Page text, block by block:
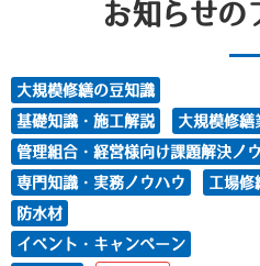
お知らせの
大規模修繕の豆知識
基礎知識・施工解説
大規模修繕
管理組合・経営様向け課題解決ノ
専門知識・実務ノウハウ
工場修
防水材
イベント・キャンペーン